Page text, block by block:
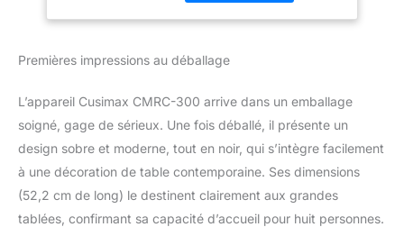
Réversible,
Thermostat
300, Noir
cuire de la viande, les
légumes, les saucisses,
de pain etc. 【Puissant et
matériel en aluminium et
la 1500W de puissance
réglable, l'appareil
chauffe les nourritures
plus rapide que celui en
métal.Vous pouvez faire
autres choses en même
Premières impressions au déballage
L’appareil Cusimax CMRC-300 arrive dans un emballage
soigné, gage de sérieux. Une fois déballé, il présente un
design sobre et moderne, tout en noir, qui s’intègre facilement
à une décoration de table contemporaine. Ses dimensions
(52,2 cm de long) le destinent clairement aux grandes
tablées, confirmant sa capacité d’accueil pour huit personnes.